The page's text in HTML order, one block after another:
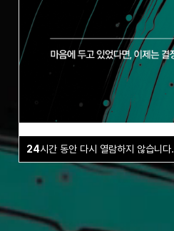
24시간 동안 다시 열람하지 않습니다.